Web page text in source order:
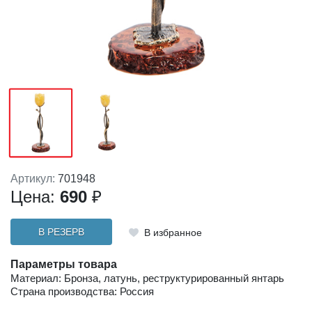
Артикул: 701948
Цена: 690 ₽
В РЕЗЕРВ В избранное
Параметры товара
Материал: Бронза, латунь, реструктурированный янтарь
Страна производства: Россия